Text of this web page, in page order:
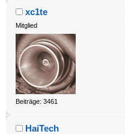
xc1te
Mitglied
Beiträge: 3461
HaiTech